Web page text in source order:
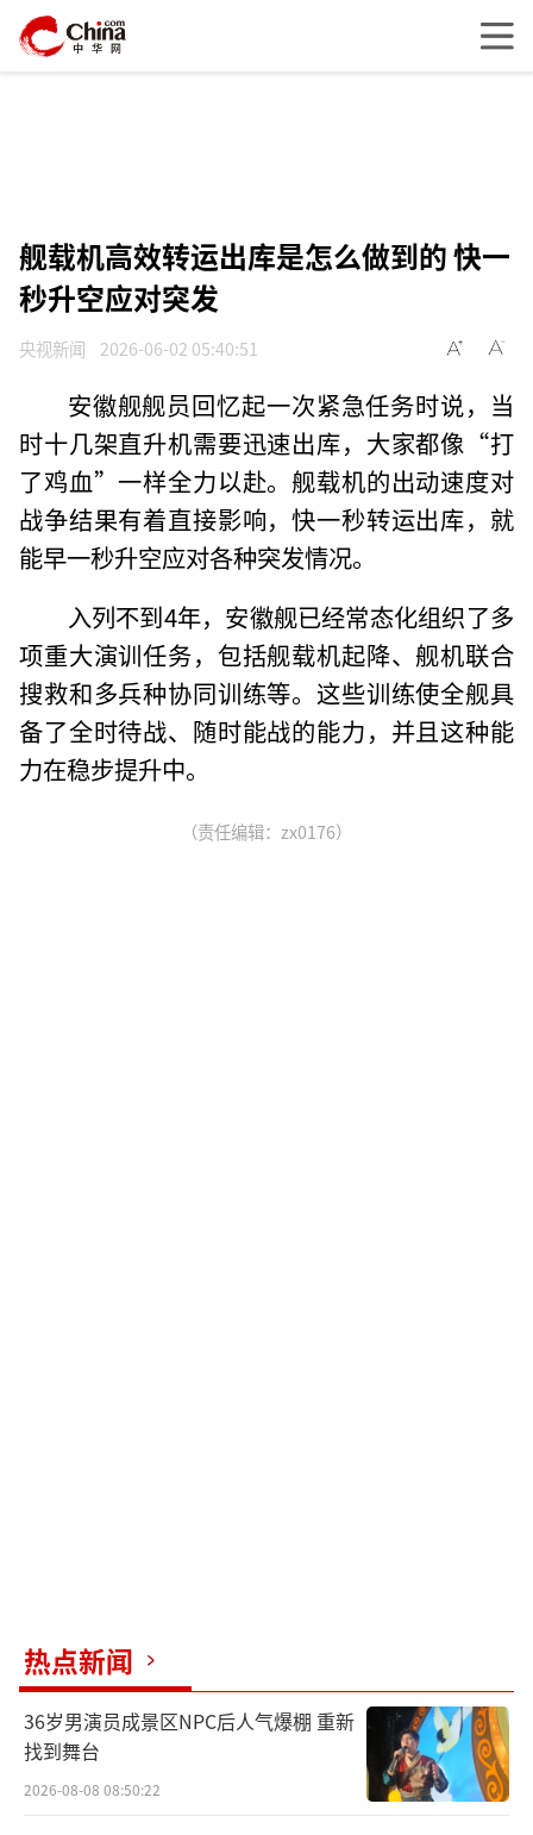
舰载机高效转运出库是怎么做到的 快一
秒升空应对突发
央视新闻 2026-06-02 05:40:51
安徽舰舰员回忆起一次紧急任务时说，当
时十几架直升机需要迅速出库，大家都像“打
了鸡血”一样全力以赴。舰载机的出动速度对
战争结果有着直接影响，快一秒转运出库，就
能早一秒升空应对各种突发情况。
入列不到4年，安徽舰已经常态化组织了多
项重大演训任务，包括舰载机起降、舰机联合
搜救和多兵种协同训练等。这些训练使全舰具
备了全时待战、随时能战的能力，并且这种能
力在稳步提升中。
（责任编辑：zx0176）
热点新闻
36岁男演员成景区NPC后人气爆棚 重新
找到舞台
2026-08-08 08:50:22